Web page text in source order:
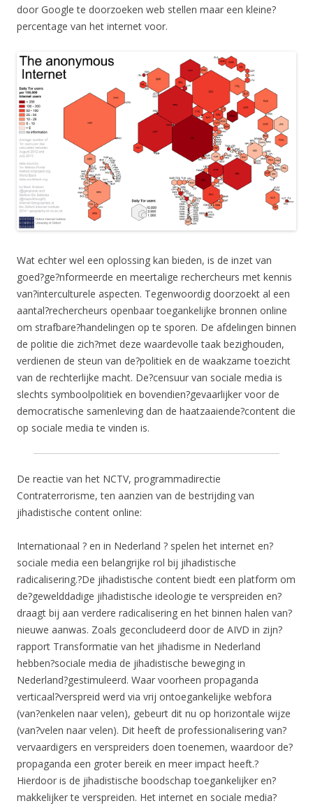
door Google te doorzoeken web stellen maar een kleine?
percentage van het internet voor.
Wat echter wel een oplossing kan bieden, is de inzet van
goed?ge?nformeerde en meertalige rechercheurs met kennis
van?interculturele aspecten. Tegenwoordig doorzoekt al een
aantal?rechercheurs openbaar toegankelijke bronnen online
om strafbare?handelingen op te sporen. De afdelingen binnen
de politie die zich?met deze waardevolle taak bezighouden,
verdienen de steun van de?politiek en de waakzame toezicht
van de rechterlijke macht. De?censuur van sociale media is
slechts symboolpolitiek en bovendien?gevaarlijker voor de
democratische samenleving dan de haatzaaiende?content die
op sociale media te vinden is.
De reactie van het NCTV, programmadirectie
Contraterrorisme, ten aanzien van de bestrijding van
jihadistische content online:
Internationaal ? en in Nederland ? spelen het internet en?
sociale media een belangrijke rol bij jihadistische
radicalisering.?De jihadistische content biedt een platform om
de?gewelddadige jihadistische ideologie te verspreiden en?
draagt bij aan verdere radicalisering en het binnen halen van?
nieuwe aanwas. Zoals geconcludeerd door de AIVD in zijn?
rapport Transformatie van het jihadisme in Nederland
hebben?sociale media de jihadistische beweging in
Nederland?gestimuleerd. Waar voorheen propaganda
verticaal?verspreid werd via vrij ontoegankelijke webfora
(van?enkelen naar velen), gebeurt dit nu op horizontale wijze
(van?velen naar velen). Dit heeft de professionalisering van?
vervaardigers en verspreiders doen toenemen, waardoor de?
propaganda een groter bereik en meer impact heeft.?
Hierdoor is de jihadistische boodschap toegankelijker en?
makkelijker te verspreiden. Het internet en sociale media?